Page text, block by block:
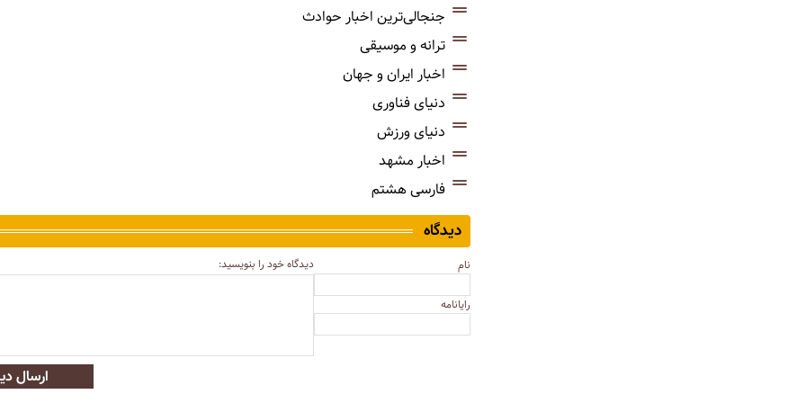
جنجالی‌ترین اخبار حوادث
ترانه و موسیقی
اخبار ایران و جهان
دنیای فناوری
دنیای ورزش
اخبار مشهد
فارسی هشتم
دیدگاه
نام
رایانامه
دیدگاه خود را بنویسید:
ارسال